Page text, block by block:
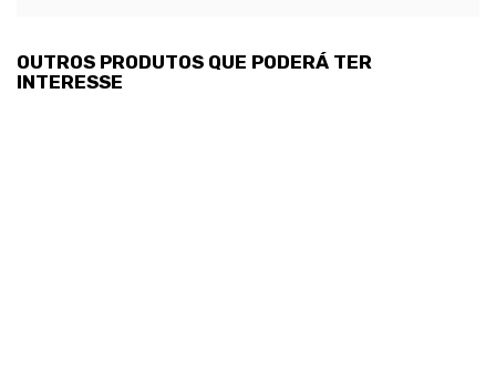
OUTROS PRODUTOS QUE PODERÁ TER
INTERESSE